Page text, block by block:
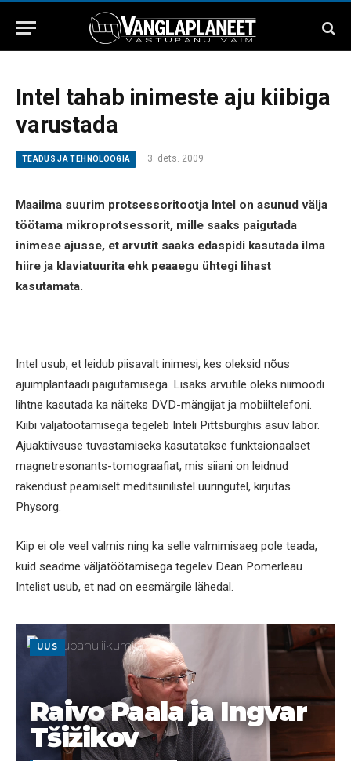
Intel tahab inimeste aju kiibiga
varustada
TEADUS JA TEHNOLOOGIA 3. dets. 2009
Maailma suurim protsessoritootja Intel on asunud välja
töötama mikroprotsessorit, mille saaks paigutada
inimese ajusse, et arvutit saaks edaspidi kasutada ilma
hiire ja klaviatuurita ehk peaaegu ühtegi lihast
kasutamata.
Intel usub, et leidub piisavalt inimesi, kes oleksid nõus
ajuimplantaadi paigutamisega. Lisaks arvutile oleks niimoodi
lihtne kasutada ka näiteks DVD-mängijat ja mobiiltelefoni.
Kiibi väljatöötamisega tegeleb Inteli Pittsburghis asuv labor.
Ajuaktiivsuse tuvastamiseks kasutatakse funktsionaalset
magnetresonants-tomograafiat, mis siiani on leidnud
rakendust peamiselt meditsiinilistel uuringutel, kirjutas
Physorg.
Kiip ei ole veel valmis ning ka selle valmimisaeg pole teada,
kuid seadme väljatöötamisega tegelev Dean Pomerleau
Intelist usub, et nad on eesmärgile lähedal.
UUS
Raivo Paala ja Ingvar
Tšižikov